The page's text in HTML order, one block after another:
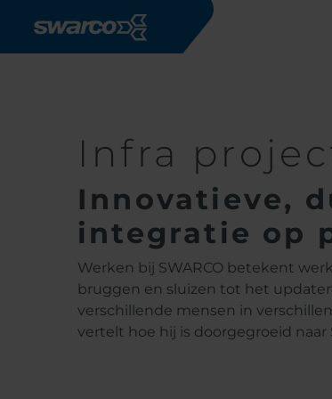
Overslaan en naar de inhoud gaan
Werken bij SWARCO
Infra
Innovatieve,
integratie op
Werken bij SWARCO betekent
bruggen en sluizen tot het
verschillende mensen in
vertelt hoe hij is doorgegroeid naar